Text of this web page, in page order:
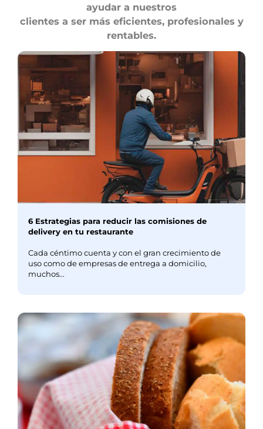
ayudar a nuestros
clientes a ser más eficientes, profesionales y
rentables.
6 Estrategias para reducir las comisiones de
delivery en tu restaurante
Cada céntimo cuenta y con el gran crecimiento de
uso como de empresas de entrega a domicilio,
muchos...